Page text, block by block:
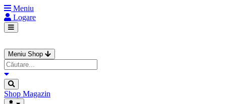
Meniu
Logare
Meniu Shop
Shop Magazin